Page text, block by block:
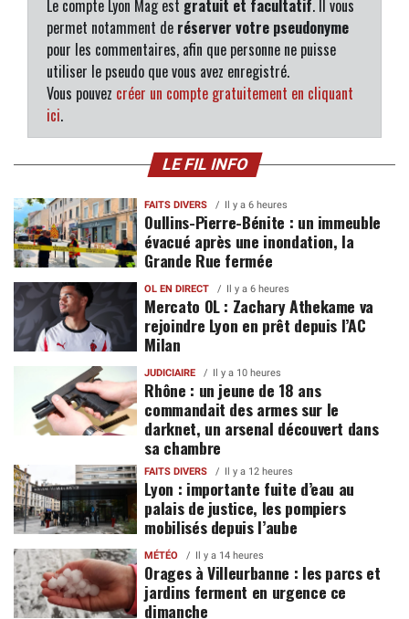
Le compte Lyon Mag est gratuit et facultatif. Il vous
permet notamment de réserver votre pseudonyme
pour les commentaires, afin que personne ne puisse
utiliser le pseudo que vous avez enregistré.
Vous pouvez créer un compte gratuitement en cliquant
ici.
LE FIL INFO
FAITS DIVERS Il y a 6 heures
Oullins-Pierre-Bénite : un immeuble
évacué après une inondation, la
Grande Rue fermée
OL EN DIRECT Il y a 6 heures
Mercato OL : Zachary Athekame va
rejoindre Lyon en prêt depuis l’AC
Milan
JUDICIAIRE Il y a 10 heures
Rhône : un jeune de 18 ans
commandait des armes sur le
darknet, un arsenal découvert dans
sa chambre
FAITS DIVERS Il y a 12 heures
Lyon : importante fuite d’eau au
palais de justice, les pompiers
mobilisés depuis l’aube
MÉTÉO Il y a 14 heures
Orages à Villeurbanne : les parcs et
jardins ferment en urgence ce
dimanche